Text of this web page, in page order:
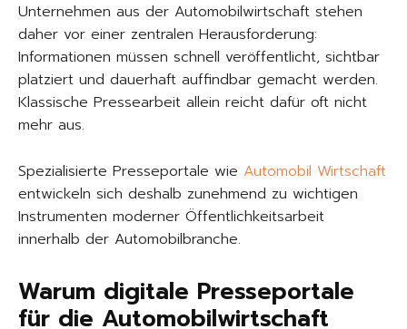
Unternehmen aus der Automobilwirtschaft stehen
daher vor einer zentralen Herausforderung:
Informationen müssen schnell veröffentlicht, sichtbar
platziert und dauerhaft auffindbar gemacht werden.
Klassische Pressearbeit allein reicht dafür oft nicht
mehr aus.
Spezialisierte Presseportale wie Automobil Wirtschaft
entwickeln sich deshalb zunehmend zu wichtigen
Instrumenten moderner Öffentlichkeitsarbeit
innerhalb der Automobilbranche.
Warum digitale Presseportale
für die Automobilwirtschaft